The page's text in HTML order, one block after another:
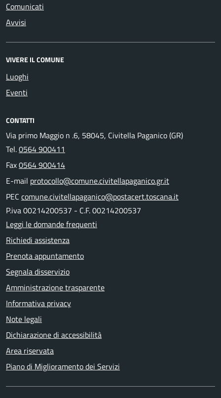
Comunicati
Avvisi
VIVERE IL COMUNE
Luoghi
Eventi
CONTATTI
Via primo Maggio n .6, 58045, Civitella Paganico (GR)
Tel.0564 900411
Fax0564 900414
E-mail protocollo@comune.civitellapaganico.gr.it
PEC comune.civitellapaganico@postacert.toscana.it
P.iva 00214200537 - C.F. 00214200537
Leggi le domande frequenti
Richiedi assistenza
Prenota appuntamento
Segnala disservizio
Amministrazione trasparente
Informativa privacy
Note legali
Dichiarazione di accessibilità
Area riservata
Piano di Miglioramento dei Servizi